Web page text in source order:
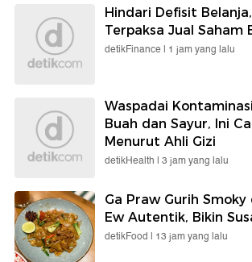
Hindari Defisit
Terpaksa Jual Saham
detikFinance | 1 jam yang lalu
Waspadai
Buah dan Sayur, Ini
Menurut Ahli Gizi
detikHealth | 3 jam yang lalu
Ga Praw Gurih Smoky
Ew Autentik, Bikin
detikFood | 13 jam yang lalu